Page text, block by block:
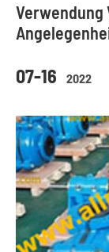
07-16 2022
Verwendung